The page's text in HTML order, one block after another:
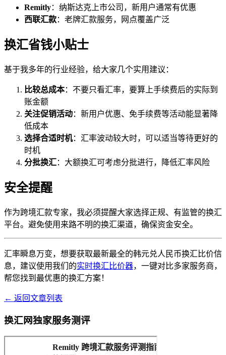
Remitly：纳斯达克上市公司，新用户通常有优惠
西联汇款：老牌汇款服务，网点覆盖广泛
换汇省钱小贴士
基于我多年的行业经验，给大家几个实用建议：
比较总成本：不要只看汇率，要算上手续费后的实际到
账金额
关注促销活动：新用户优惠、免手续费等活动能显著降
低成本
选择合适时机：汇率波动较大时，可以适当等待更好的
时机
分批换汇：大额换汇可考虑分批进行，降低汇率风险
安全提醒
作为跨境汇款专家，我必须提醒大家选择正规、有监管的换汇
平台。避免使用来路不明的换汇渠道，确保资金安全。
汇率瞬息万变，想要获取最新最全的韩元兑人民币换汇比价信
息，建议使用我们的实时换汇比价器，一键对比多家服务商，
帮您找到最优惠的换汇方案！
← 返回文章列表
换汇网独家服务测评